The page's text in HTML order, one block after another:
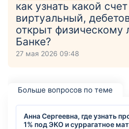
как узнать какой
виртуальный,
открыт физическому
Банке?
27 мая 2026 09:48
Больше вопросов по теме
Анна Сергеевна, где узнать
1% под ЭКО и суррагатное